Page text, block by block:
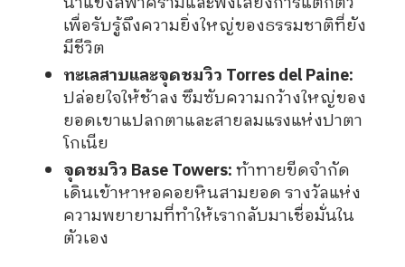
เพื่อรับรู้ถึงความยิ่งใหญ่ของธรรมชาติที่ยัง
มีชีวิต
ทะเลสาบและจุดชมวิว Torres del Paine:
ปล่อยใจให้ช้าลง ซึมซับความกว้างใหญ่ของ
ยอดเขาแปลกตาและสายลมแรงแห่งปาตา
โกเนีย
จุดชมวิว Base Towers:ท้าทายขีดจำกัด
เดินเข้าหาหอคอยหินสามยอด รางวัลแห่ง
ความพยายามที่ทำให้เรากลับมาเชื่อมั่นใน
ตัวเอง